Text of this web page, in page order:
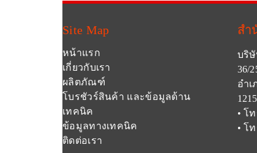
Site Map
หน้าแรก
เกี่ยวกับเรา
ผลิตภัณฑ์
โบรชัวร์สินค้า และข้อมูลด้าน
เทคนิค
ข้อมูลทางเทคนิค
ติดต่อเรา
สำ
บริ
36/
อำ
• โ
• โ